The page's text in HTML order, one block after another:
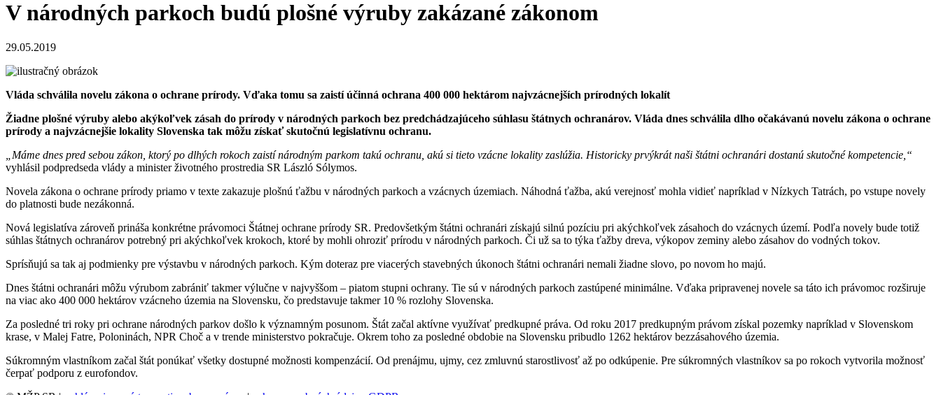
V národných parkoch budú plošné výruby zakázané zákonom
29.05.2019
Vláda schválila novelu zákona o ochrane prírody. Vďaka tomu sa zaistí účinná ochrana 400 000 hektárom najvzácnejších prírodných lokalít
Žiadne plošné výruby alebo akýkoľvek zásah do prírody v národných parkoch bez predchádzajúceho súhlasu štátnych ochranárov. Vláda dnes schválila dlho očakávanú novelu zákona o ochrane
prírody a najvzácnejšie lokality Slovenska tak môžu získať skutočnú legislatívnu ochranu.
„Máme dnes pred sebou zákon, ktorý po dlhých rokoch zaistí národným parkom takú ochranu, akú si tieto vzácne lokality zaslúžia. Historicky prvýkrát naši štátni ochranári dostanú skutočné kompetencie,“
vyhlásil podpredseda vlády a minister životného prostredia SR László Sólymos.
Novela zákona o ochrane prírody priamo v texte zakazuje plošnú ťažbu v národných parkoch a vzácnych územiach. Náhodná ťažba, akú verejnosť mohla vidieť napríklad v Nízkych Tatrách, po vstupe novely
do platnosti bude nezákonná.
Nová legislatíva zároveň prináša konkrétne právomoci Štátnej ochrane prírody SR. Predovšetkým štátni ochranári získajú silnú pozíciu pri akýchkoľvek zásahoch do vzácnych území. Podľa novely bude totiž
súhlas štátnych ochranárov potrebný pri akýchkoľvek krokoch, ktoré by mohli ohroziť prírodu v národných parkoch. Či už sa to týka ťažby dreva, výkopov zeminy alebo zásahov do vodných tokov.
Sprísňujú sa tak aj podmienky pre výstavbu v národných parkoch. Kým doteraz pre viacerých stavebných úkonoch štátni ochranári nemali žiadne slovo, po novom ho majú.
Dnes štátni ochranári môžu výrubom zabrániť takmer výlučne v najvyššom – piatom stupni ochrany. Tie sú v národných parkoch zastúpené minimálne. Vďaka pripravenej novele sa táto ich právomoc rozširuje
na viac ako 400 000 hektárov vzácneho územia na Slovensku, čo predstavuje takmer 10 % rozlohy Slovenska.
Za posledné tri roky pri ochrane národných parkov došlo k významným posunom. Štát začal aktívne využívať predkupné práva. Od roku 2017 predkupným právom získal pozemky napríklad v Slovenskom
krase, v Malej Fatre, Poloninách, NPR Choč a v trende ministerstvo pokračuje. Okrem toho za posledné obdobie na Slovensku pribudlo 1262 hektárov bezzásahového územia.
Súkromným vlastníkom začal štát ponúkať všetky dostupné možnosti kompenzácií. Od prenájmu, ujmy, cez zmluvnú starostlivosť až po odkúpenie. Pre súkromných vlastníkov sa po rokoch vytvorila možnosť
čerpať podporu z eurofondov.